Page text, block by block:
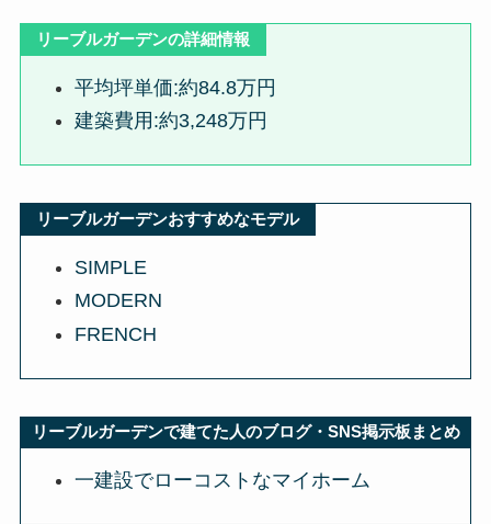
リーブルガーデンの詳細情報
平均坪単価:約84.8万円
建築費用:約3,248万円
リーブルガーデンおすすめなモデル
SIMPLE
MODERN
FRENCH
リーブルガーデンで建てた人のブログ・SNS掲示板まとめ
一建設でローコストなマイホーム